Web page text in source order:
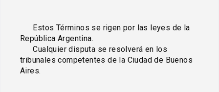
República Argentina.
      Cualquier disputa se resolverá en los
tribunales competentes de la Ciudad de Buenos
Aires.